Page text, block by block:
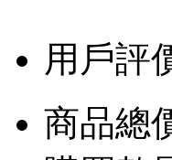
用戶評
商品總